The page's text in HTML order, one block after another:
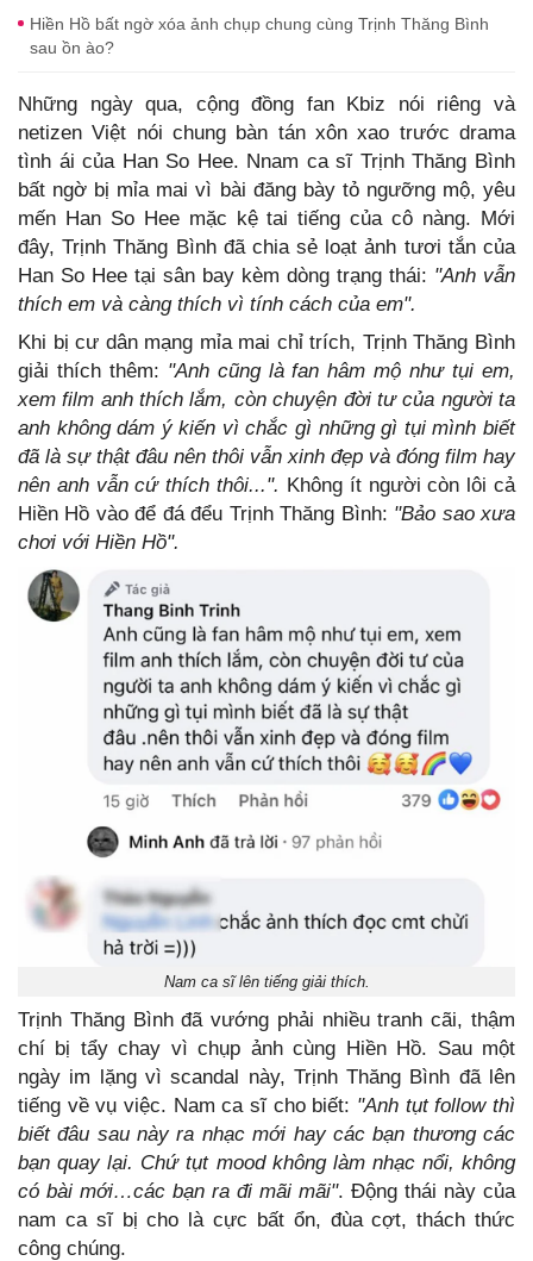
Hiền Hồ bất ngờ xóa ảnh chụp chung cùng Trịnh Thăng Bình
sau ồn ào?
Những ngày qua, cộng đồng fan Kbiz nói riêng và
netizen Việt nói chung bàn tán xôn xao trước drama
tình ái của Han So Hee. Nnam ca sĩ Trịnh Thăng Bình
bất ngờ bị mỉa mai vì bài đăng bày tỏ ngưỡng mộ, yêu
mến Han So Hee mặc kệ tai tiếng của cô nàng. Mới
đây, Trịnh Thăng Bình đã chia sẻ loạt ảnh tươi tắn của
Han So Hee tại sân bay kèm dòng trạng thái: "Anh vẫn
thích em và càng thích vì tính cách của em".
Khi bị cư dân mạng mỉa mai chỉ trích, Trịnh Thăng Bình
giải thích thêm: "Anh cũng là fan hâm mộ như tụi em,
xem film anh thích lắm, còn chuyện đời tư của người ta
anh không dám ý kiến vì chắc gì những gì tụi mình biết
đã là sự thật đâu nên thôi vẫn xinh đẹp và đóng film hay
nên anh vẫn cứ thích thôi...". Không ít người còn lôi cả
Hiền Hồ vào để đá đểu Trịnh Thăng Bình: "Bảo sao xưa
chơi với Hiền Hồ".
Nam ca sĩ lên tiếng giải thích.
Trịnh Thăng Bình đã vướng phải nhiều tranh cãi, thậm
chí bị tẩy chay vì chụp ảnh cùng Hiền Hồ. Sau một
ngày im lặng vì scandal này, Trịnh Thăng Bình đã lên
tiếng về vụ việc. Nam ca sĩ cho biết: "Anh tụt follow thì
biết đâu sau này ra nhạc mới hay các bạn thương các
bạn quay lại. Chứ tụt mood không làm nhạc nổi, không
có bài mới…các bạn ra đi mãi mãi". Động thái này của
nam ca sĩ bị cho là cực bất ổn, đùa cợt, thách thức
công chúng.